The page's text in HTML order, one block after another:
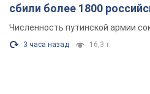
сбили более 1800
Численность путинской армии
3 часа назад 16,3 т.